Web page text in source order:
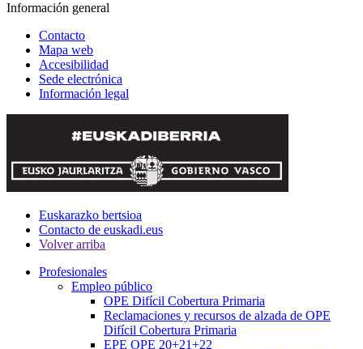
Información general
Contacto
Mapa web
Accesibilidad
Sede electrónica
Información legal
Euskarazko bertsioa
Contacto de euskadi.eus
Volver arriba
Profesionales
Empleo público
OPE Difícil Cobertura Primaria
Reclamaciones y recursos de alzada de OPE
Difícil Cobertura Primaria
EPE OPE 20+21+22